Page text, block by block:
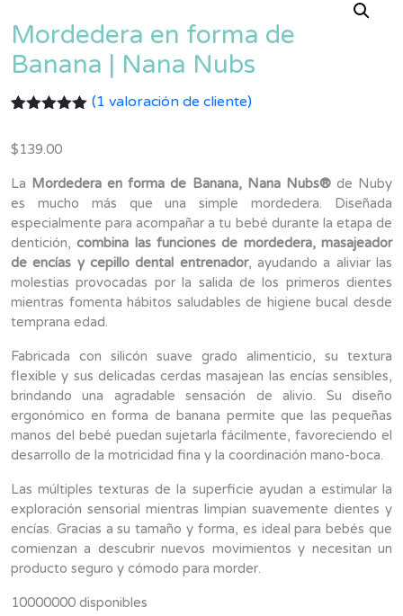
Mordedera en forma de
Banana | Nana Nubs
5 en base
de un
(1 valoración de cliente)
$139.00
La Mordedera en forma de Banana, Nana Nubs®de Nuby
es mucho más que una simple mordedera. Diseñada
especialmente para acompañar a tu bebé durante la etapa de
dentición,combina las funciones de mordedera, masajeador
de encías y cepillo dental entrenador, ayudando a aliviar las
molestias provocadas por la salida de los primeros dientes
mientras fomenta hábitos saludables de higiene bucal desde
temprana edad.
Fabricada con silicón suave grado alimenticio, su textura
flexible y sus delicadas cerdas masajean las encías sensibles,
brindando una agradable sensación de alivio. Su diseño
ergonómico en forma de banana permite que las pequeñas
manos del bebé puedan sujetarla fácilmente, favoreciendo el
desarrollo de la motricidad fina y la coordinación mano-boca.
Las múltiples texturas de la superficie ayudan a estimular la
exploración sensorial mientras limpian suavemente dientes y
encías. Gracias a su tamaño y forma, es ideal para bebés que
comienzan a descubrir nuevos movimientos y necesitan un
producto seguro y cómodo para morder.
10000000 disponibles